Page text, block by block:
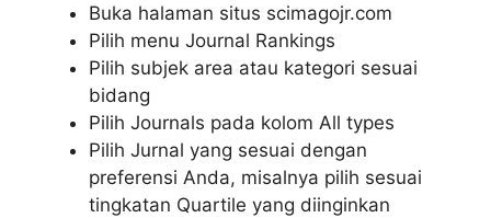
Buka halaman situs scimagojr.com
Pilih menu Journal Rankings
Pilih subjek area atau kategori sesuai
bidang
Pilih Journals pada kolom All types
Pilih Jurnal yang sesuai dengan
preferensi Anda, misalnya pilih sesuai
tingkatan Quartile yang diinginkan